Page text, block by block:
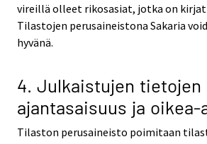
vireillä olleet rikosasiat, jotka on
Tilastojen perusaineistona Sakaria
hyvänä.
4. Julkaistujen tietojen
ajantasaisuus ja oikea-
Tilaston perusaineisto poimitaan